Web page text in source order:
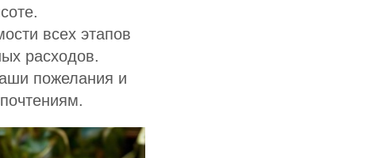
всех этапов
расходов.
пожелания и